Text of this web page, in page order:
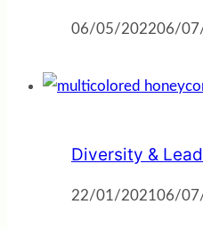
06/05/202206/
Diversity &
22/01/202106/